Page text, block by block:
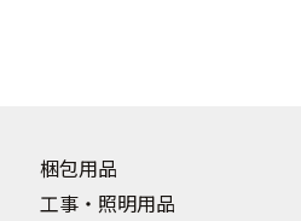
梱包用品
工事・照明用品